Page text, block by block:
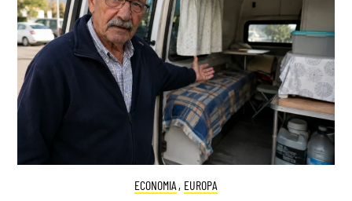
ECONOMIA , EUROPA